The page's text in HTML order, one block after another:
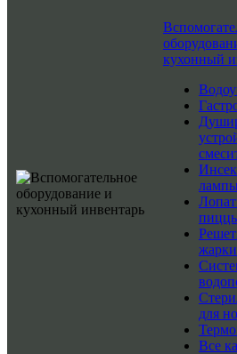
кухонный
жарки
для
Все